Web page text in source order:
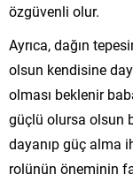
özgüvenli olur.
Ayrıca, dağın
olsun kendisine
olması beklenir
güçlü olursa olsun
dayanıp güç alma
rolünün öneminin